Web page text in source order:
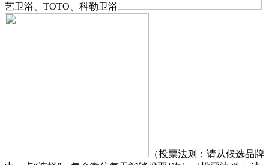
艺卫浴、TOTO、科勒卫浴
（投票法则：请从候选品牌